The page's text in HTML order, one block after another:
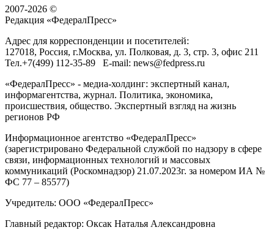
2007-2026 ©
Редакция «ФедералПресс»
Адрес для корреспонденции и посетителей:
127018, Россия, г.Москва, ул. Полковая, д. 3, стр. 3, офис 211
Тел.+7(499) 112-35-89 E-mail: news@fedpress.ru
«ФедералПресс» - медиа-холдинг: экспертный канал,
информагентства, журнал. Политика, экономика,
происшествия, общество. Экспертный взгляд на жизнь
регионов РФ
Информационное агентство «ФедералПресс»
(зарегистрировано Федеральной службой по надзору в сфере
связи, информационных технологий и массовых
коммуникаций (Роскомнадзор) 21.07.2023г. за номером ИА №
ФС 77 – 85577)
Учредитель: ООО «ФедералПресс»
Главный редактор: Оксак Наталья Александровна